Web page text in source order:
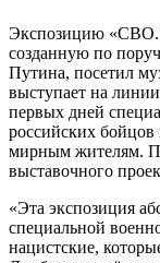
Экспозицию «СВО.
созданную по
Путина, посетил
выступает на
первых дней
российских
мирным жителям.
выставочного
«Эта экспозиция
специальной
нацистские,